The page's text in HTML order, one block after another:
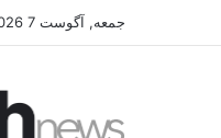
جمعه, آگوست 7 2026